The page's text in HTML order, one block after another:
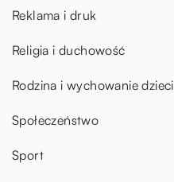
Reklama i druk
Religia i duchowość
Rodzina i wychowanie dzieci
Społeczeństwo
Sport